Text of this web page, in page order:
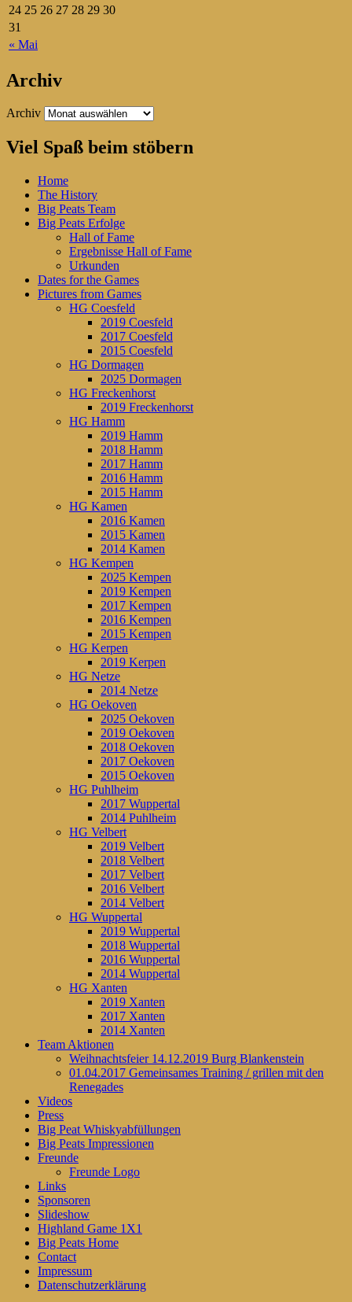
« Mai
24 25 26 27 28 29 30
31
Archiv
Archiv
Viel Spaß beim stöbern
Home
The History
Big Peats Team
Big Peats Erfolge
Hall of Fame
Ergebnisse Hall of Fame
Urkunden
Dates for the Games
Pictures from Games
HG Coesfeld
2019 Coesfeld
2017 Coesfeld
2015 Coesfeld
HG Dormagen
2025 Dormagen
HG Freckenhorst
2019 Freckenhorst
HG Hamm
2019 Hamm
2018 Hamm
2017 Hamm
2016 Hamm
2015 Hamm
HG Kamen
2016 Kamen
2015 Kamen
2014 Kamen
HG Kempen
2025 Kempen
2019 Kempen
2017 Kempen
2016 Kempen
2015 Kempen
HG Kerpen
2019 Kerpen
HG Netze
2014 Netze
HG Oekoven
2025 Oekoven
2019 Oekoven
2018 Oekoven
2017 Oekoven
2015 Oekoven
HG Puhlheim
2017 Wuppertal
2014 Puhlheim
HG Velbert
2019 Velbert
2018 Velbert
2017 Velbert
2016 Velbert
2014 Velbert
HG Wuppertal
2019 Wuppertal
2018 Wuppertal
2016 Wuppertal
2014 Wuppertal
HG Xanten
2019 Xanten
2017 Xanten
2014 Xanten
Team Aktionen
Weihnachtsfeier 14.12.2019 Burg Blankenstein
01.04.2017 Gemeinsames Training / grillen mit den
Renegades
Videos
Press
Big Peat Whiskyabfüllungen
Big Peats Impressionen
Freunde
Freunde Logo
Links
Sponsoren
Slideshow
Highland Game 1X1
Big Peats Home
Contact
Impressum
Datenschutzerklärung